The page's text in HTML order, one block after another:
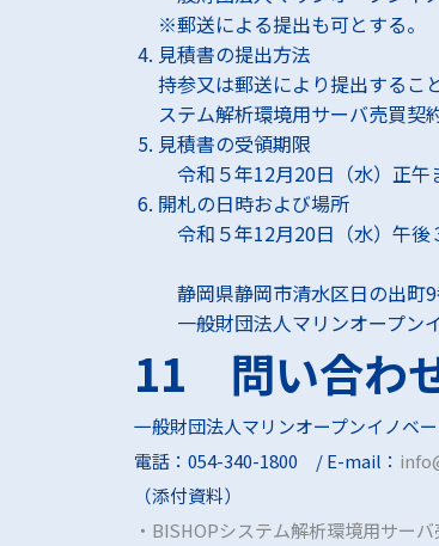
※郵送による提出も可とする。
見積書の提出方法
持参又は郵送により提出するこ
ステム解析環境用サーバ売買契
見積書の受領期限
令和５年12月20日（水）正午
開札の日時および場所
令和５年12月20日（水）午後
静岡県静岡市清水区日の出
一般財団法人マリンオープン
11 問い合わ
一般財団法人マリンオープンイノベ
電話：054-340-1800 / E-mail：
（添付資料）
・BISHOPシステム解析環境用サーバ